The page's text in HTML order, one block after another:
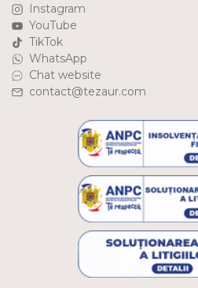
Instagram
YouTube
TikTok
WhatsApp
Chat website
contact@tezaur.com